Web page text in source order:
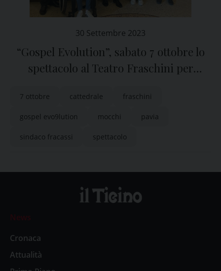
30 Settembre 2023
“Gospel Evolution”, sabato 7 ottobre lo
spettacolo al Teatro Fraschini per
7 ottobre cattedrale fraschini
gospel evo9lution mocchi pavia
sindaco fracassi spettacolo
News
Cronaca
Attualità